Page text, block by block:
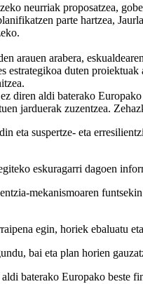
neurriak proposatzea,
parte hartzea,
arauen arabera,
duten
diren aldi baterako
jarduerak zuzentzea.
eta suspertze- eta
eskuragarri dagoen
mekanismoaren
egin, horiek ebaluatu
bai eta plan horien
baterako Europako beste